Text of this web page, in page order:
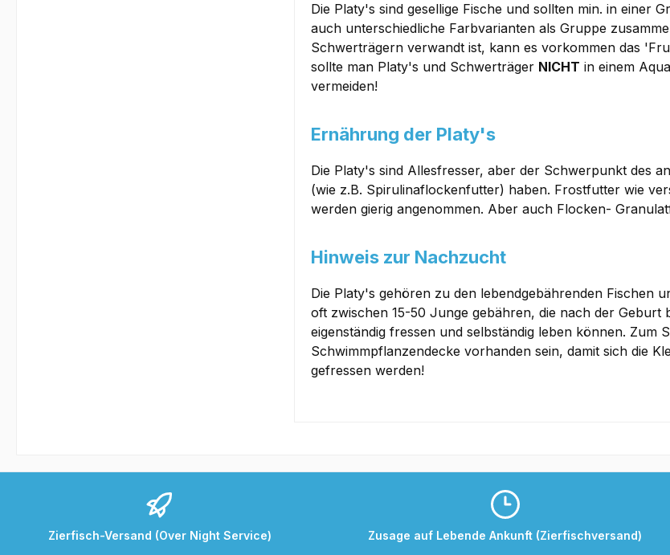
Die Platy's sind gesellige Fische und sollten min. in einer
auch unterschiedliche Farbvarianten als Gruppe
Schwerträgern verwandt ist, kann es vorkommen das
sollte man Platy's und Schwerträger NICHT in einem
vermeiden!
Ernährung der Platy's
Die Platy's sind Allesfresser, aber der Schwerpunkt des
(wie z.B. Spirulinaflockenfutter) haben. Frostfutter wie
werden gierig angenommen. Aber auch Flocken-
Hinweis zur Nachzucht
Die Platy's gehören zu den lebendgebährenden Fischen
oft zwischen 15-50 Junge gebähren, die nach der Geburt
eigenständig fressen und selbständig leben können.
Schwimmpflanzendecke vorhanden sein, damit sich die
gefressen werden!
Zierfisch-Versand (Over Night Service) Zusage auf Lebende Ankunft (Zierfischversand)